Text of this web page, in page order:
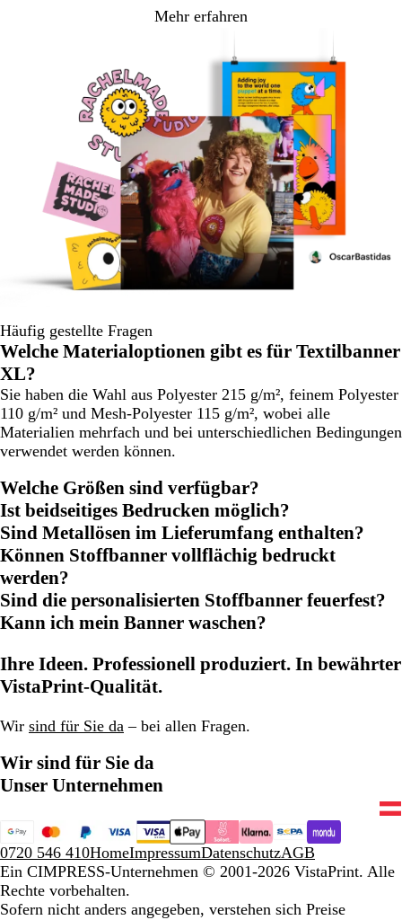
Mehr erfahren
Häufig gestellte Fragen
Welche Materialoptionen gibt es für Textilbanner
XL?
Sie haben die Wahl aus Polyester 215 g/m², feinem Polyester
110 g/m² und Mesh-Polyester 115 g/m², wobei alle
Materialien mehrfach und bei unterschiedlichen Bedingungen
verwendet werden können.
Welche Größen sind verfügbar?
Ist beidseitiges Bedrucken möglich?
Sind Metallösen im Lieferumfang enthalten?
Können Stoffbanner vollflächig bedruckt
werden?
Sind die personalisierten Stoffbanner feuerfest?
Kann ich mein Banner waschen?
Ihre Ideen. Professionell produziert. In bewährter
VistaPrint-Qualität.
Wir sind für Sie da – bei allen Fragen.
Wir sind für Sie da
Unser Unternehmen
0720 546 410HomeImpressumDatenschutzAGB
Ein CIMPRESS-Unternehmen © 2001-2026 VistaPrint. Alle
Rechte vorbehalten.
Sofern nicht anders angegeben, verstehen sich Preise